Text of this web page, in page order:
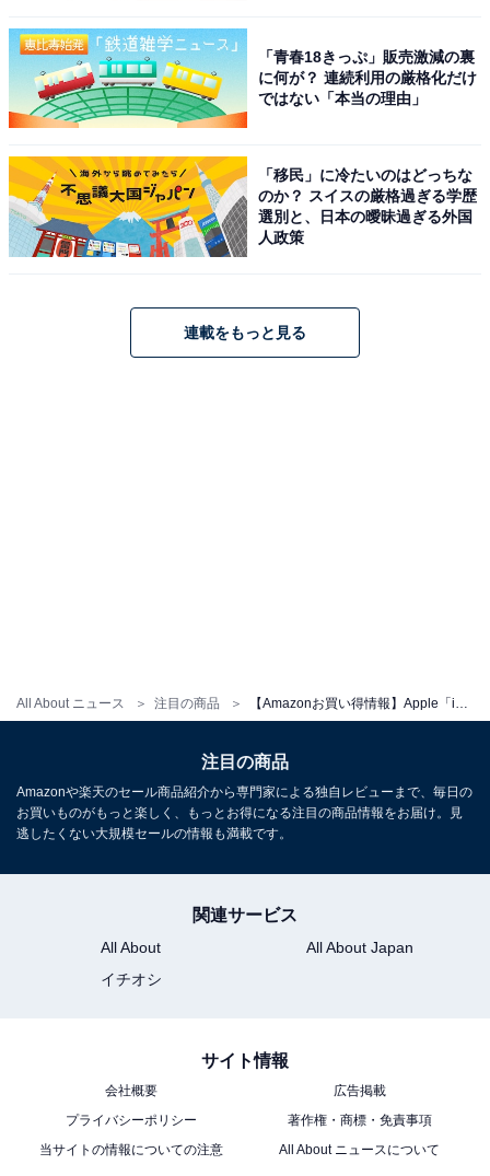
All About ニュース 注目の商品
レイ、256GB、横向きの12MP フロント/バックカメラ、
LiDAR スキャナ、Apple N1によるWi-Fi 7、Face ID、一
日中使えるバッテリー - スペースブラック
Amazonで見る
Apple「11インチiPad Pro (M4)」
Apple 11インチiPad Air（M4）：Liquid Retinaディスプ
レイ、128GB、12MPフロント/バックカメラ、Apple N1
「青春18きっぷ」販売激減の裏
に何が？ 連続利用の厳格化だけ
ではない「本当の理由」
「移民」に冷たいのはどっちな
のか？ スイスの厳格過ぎる学歴
選別と、日本の曖昧過ぎる外国
人政策
連載をもっと見る
注目の商品
Amazonや楽天のセール商品紹介から専門家による独自レビューまで、毎日の
お買いものがもっと楽しく、もっとお得になる注目の商品情報をお届け。見
逃したくない大規模セールの情報も満載です。
関連サービス
All About
All About Japan
イチオシ
サイト情報
会社概要
広告掲載
プライバシーポリシー
著作権・商標・免責事項
当サイトの情報についての注意
All About ニュースについて